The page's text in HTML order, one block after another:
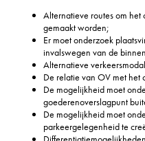
Alternatieve routes om
gemaakt worden;
Er moet onderzoek
invalswegen van de
Alternatieve
De relatie van OV met het
De mogelijkheid moet
goederenoverslagpunt
De mogelijkheid moet
parkeergelegenheid te